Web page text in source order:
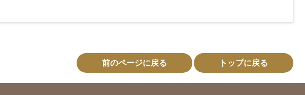
前のページに戻る トップに戻る